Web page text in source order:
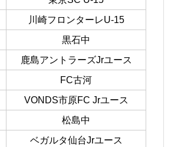
川崎フロンターレU-15
黒石中
鹿島アントラーズJrユース
FC古河
VONDS市原FC Jrユース
松島中
ベガルタ仙台Jrユース